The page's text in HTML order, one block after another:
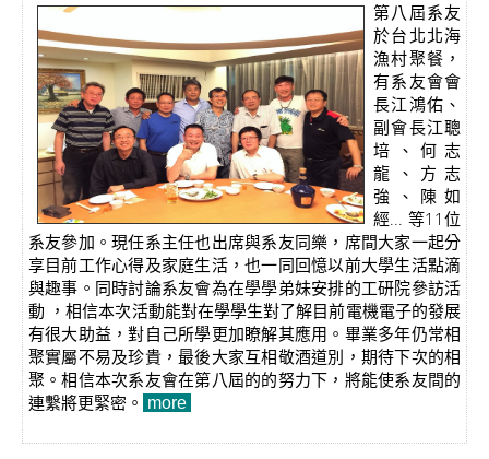
第八屆系友
於台北北海
漁村聚餐，
有系友會會
長江鴻佑、
副會長江聰
培、何志
龍、方志
強、陳如
經... 等11位
系友參加。現任系主任也出席與系友同樂，席間大家一起分
享目前工作心得及家庭生活，也一同回憶以前大學生活點滴
與趣事。同時討論系友會為在學學弟妹安排的工研院參訪活
動 ，相信本次活動能對在學學生對了解目前電機電子的發展
有很大助益，對自己所學更加瞭解其應用。畢業多年仍常相
聚實屬不易及珍貴，最後大家互相敬酒道別，期待下次的相
聚。相信本次系友會在第八屆的的努力下，將能使系友間的
連繫將更緊密。 ​more